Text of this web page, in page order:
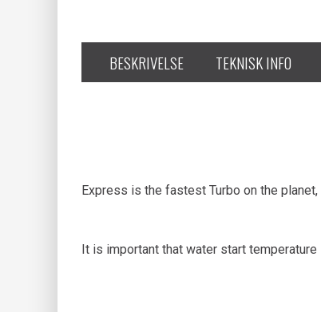
BESKRIVELSE TEKNISK INFO
Express is the fastest Turbo on the
It is important that water start